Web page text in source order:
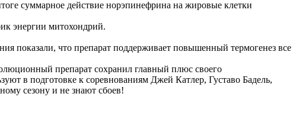
суммарное действие норэпинефрина на жировые клетки
энергии митохондрий.
показали, что препарат поддерживает повышенный термогенез все
препарат сохранил главный плюс своего
в подготовке к соревнованиям Джей Катлер, Густаво Бадель,
сезону и не знают сбоев!